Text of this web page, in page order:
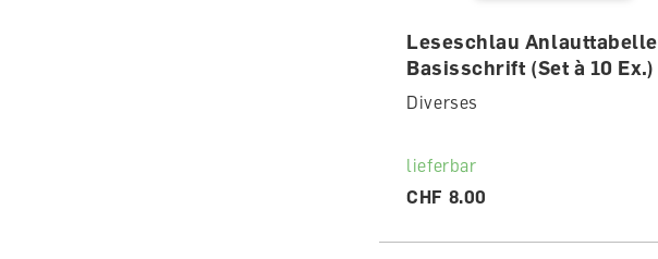
Leseschlau Anlauttabelle
Basisschrift (Set à 10 Ex.)
Diverses
lieferbar
CHF 8.00